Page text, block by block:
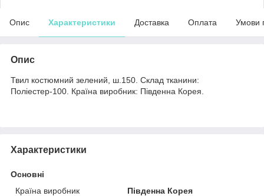
Опис Характеристики Доставка Оплата Умови
Опис
Твил костюмний зелений, ш.150. Склад тканини:
Поліестер-100. Країна виробник: Південна Корея.
Характеристики
Основні
Країна виробник
Південна Корея